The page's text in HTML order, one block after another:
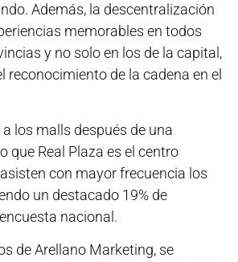
Además, la descentralización
memorables en todos
y no solo en los de la capital,
reconocimiento de la cadena en el
los malls después de una
que Real Plaza es el centro
con mayor frecuencia los
un destacado 19% de
nacional.
de Arellano Marketing, se